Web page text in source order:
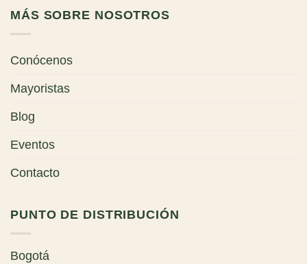
MÁS SOBRE NOSOTROS
Conócenos
Mayoristas
Blog
Eventos
Contacto
PUNTO DE DISTRIBUCIÓN
Bogotá